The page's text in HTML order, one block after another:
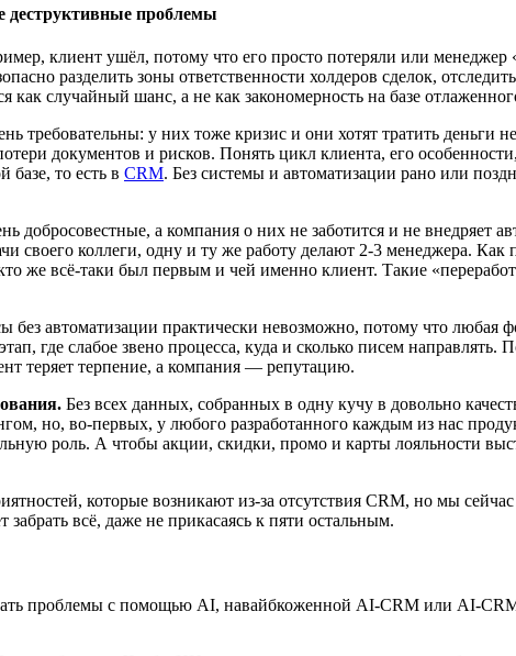
деструктивные проблемы
клиент ушёл, потому что его просто потеряли или менеджер
разделить зоны ответственности холдеров сделок,
как случайный шанс, а не как закономерность на базе
требовательны: у них тоже кризис и они хотят тратить деньги
документов и рисков. Понять цикл клиента, его
базе, то есть в CRM. Без системы и автоматизации рано или
добросовестные, а компания о них не заботится и не внедряет
своего коллеги, одну и ту же работу делают 2-3 менеджера.
же всё-таки был первым и чей именно клиент. Такие
без автоматизации практически невозможно, потому что
где слабое звено процесса, куда и сколько писем
теряет терпение, а компания — репутацию.
Без всех данных, собранных в одну кучу в довольно
но, во-первых, у любого разработанного каждым из нас
роль. А чтобы акции, скидки, промо и карты лояльности
которые возникают из-за отсутствия CRM, но мы
всё, даже не прикасаясь к пяти остальным.
проблемы с помощью AI, навайбкоженной AI-CRM или AI-CRM